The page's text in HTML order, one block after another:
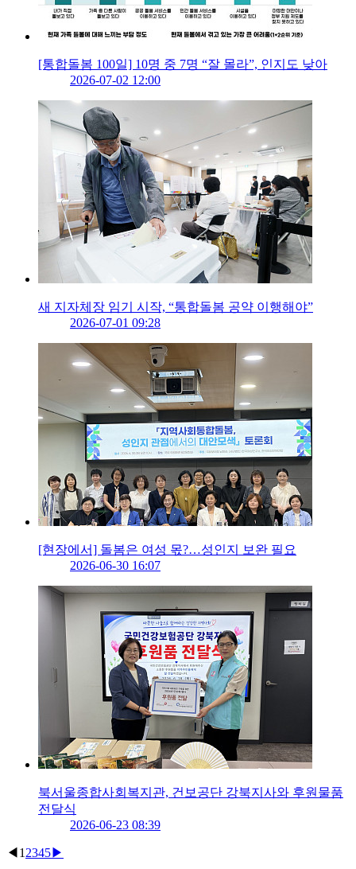
[통합돌봄 100일] 10명 중 7명 “잘 몰라”, 인지도 낮아
2026-07-02 12:00
새 지자체장 임기 시작, “통합돌봄 공약 이행해야”
2026-07-01 09:28
[현장에서] 돌봄은 여성 몫?…성인지 보완 필요
2026-06-30 16:07
북서울종합사회복지관, 건보공단 강북지사와 후원물품
전달식
2026-06-23 08:39
◀ 1 2345▶